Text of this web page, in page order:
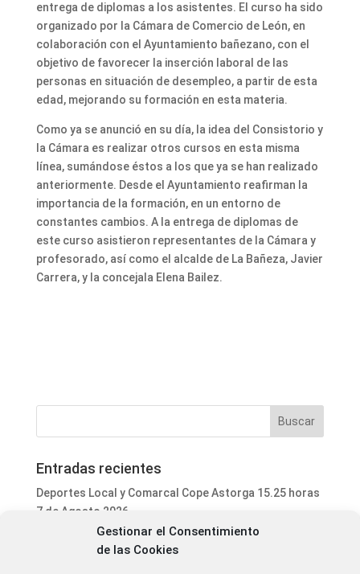
Gestionar el Consentimiento
de las Cookies
entrega de diplomas a los asistentes. El curso ha sido
organizado por la Cámara de Comercio de León, en
colaboración con el Ayuntamiento bañezano, con el
objetivo de favorecer la inserción laboral de las
personas en situación de desempleo, a partir de esta
edad, mejorando su formación en esta materia.
Como ya se anunció en su día, la idea del Consistorio y
la Cámara es realizar otros cursos en esta misma
línea, sumándose éstos a los que ya se han realizado
anteriormente. Desde el Ayuntamiento reafirman la
importancia de la formación, en un entorno de
constantes cambios. A la entrega de diplomas de
este curso asistieron representantes de la Cámara y
profesorado, así como el alcalde de La Bañeza, Javier
Carrera, y la concejala Elena Bailez.
Entradas recientes
Deportes Local y Comarcal Cope Astorga 15.25 horas
7 de Agosto 2026
Informativo Mediodía Cope Astorga 14.20 horas 7 de
Agosto 2026